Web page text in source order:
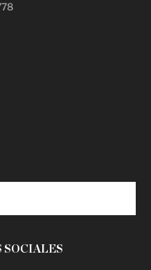
SOCIALES